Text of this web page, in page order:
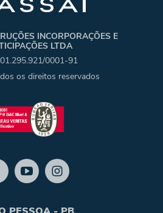
INCORPORAÇÕES E
LTDA
01.295.921/0001-91
os direitos reservados